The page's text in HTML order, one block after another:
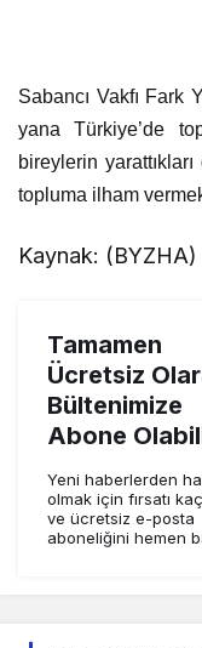
Sabancı Vakfı Fark
yana Türkiye’de
bireylerin
topluma ilham
Kaynak: (BYZHA)
Tamamen
Ücretsiz
Bültenimize
Abone
Yeni haberlerden
olmak için fırsatı
ve ücretsiz e-posta
aboneliğini hemen